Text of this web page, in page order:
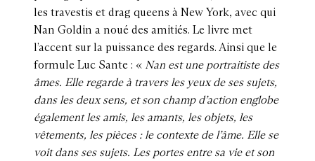
les travestis et drag queens à New York, avec qui
Nan Goldin a noué des amitiés. Le livre met
l’accent sur la puissance des regards. Ainsi que le
formule Luc Sante : «Nan est une portraitiste des
âmes. Elle regarde à travers les yeux de ses sujets,
dans les deux sens, et son champ d’action englobe
également les amis, les amants, les objets, les
vêtements, les pièces : le contexte de l’âme. Elle se
voit dans ses sujets. Les portes entre sa vie et son